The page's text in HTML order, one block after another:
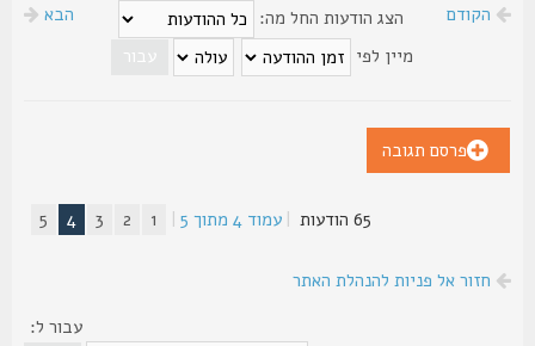
הקודם
הצג הודעות החל מה:
מיין לפי
פרסם תגובה
|עמוד4מתוך5
|
1
5
חזור אל פניות להנהלת האתר
עבור ל: